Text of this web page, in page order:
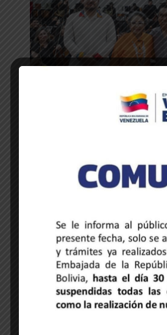
de la música y la